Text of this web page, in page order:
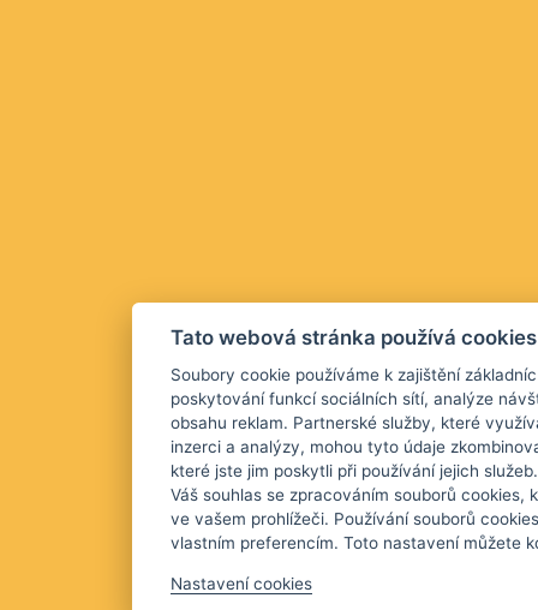
Tato webová stránka používá cookies
Soubory cookie používáme k zajištění
poskytování funkcí sociálních sítí, analýze
obsahu reklam. Partnerské služby, které
inzerci a analýzy, mohou tyto údaje
které jste jim poskytli při používání jejich
Váš souhlas se zpracováním souborů cookies,
ve vašem prohlížeči. Používání souborů
vlastním preferencím. Toto nastavení můžete
Nastavení cookies